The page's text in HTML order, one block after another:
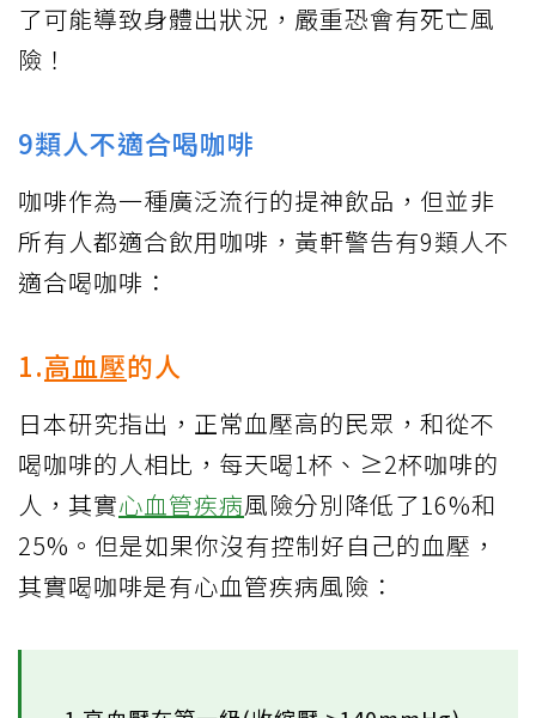
了可能導致身體出狀況，嚴重恐會有死亡風
險！
9類人不適合喝咖啡
咖啡作為一種廣泛流行的提神飲品，但並非
所有人都適合飲用咖啡，黃軒警告有9類人不
適合喝咖啡：
1.高血壓的人
日本研究指出，正常血壓高的民眾，和從不
喝咖啡的人相比，每天喝1杯、≥2杯咖啡的
人，其實心血管疾病風險分別降低了16%和
25%。但是如果你沒有控制好自己的血壓，
其實喝咖啡是有心血管疾病風險：